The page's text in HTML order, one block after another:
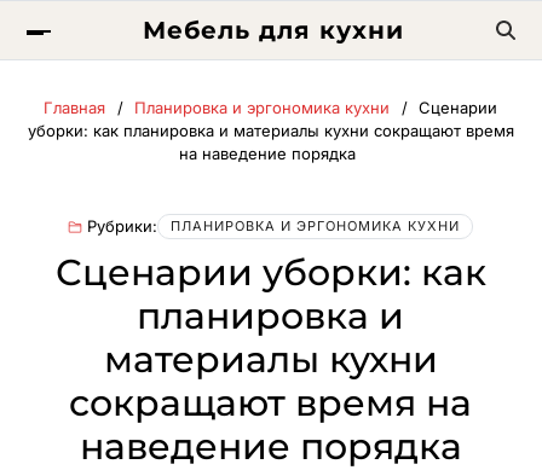
Мебель для кухни
Главная Планировка и эргономика кухни
Сценарии
уборки: как планировка и материалы кухни сокращают время
на наведение порядка
Рубрики: ПЛАНИРОВКА И ЭРГОНОМИКА КУХНИ
Сценарии уборки: как
планировка и
материалы кухни
сокращают время на
наведение порядка